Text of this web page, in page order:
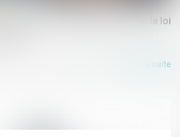
dans l'expectative de la loi
Lire la suite